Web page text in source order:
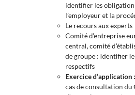
identifier les
l’employeur et la
Le recours aux experts
Comité d’entreprise
central, comité
de groupe : identifier
respectifs
Exercice d’application :
cas de consultation du